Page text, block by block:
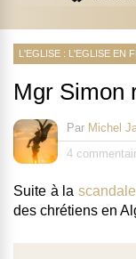
L'EGLISE : L'EGLISE EN
Mgr Simon
Par Michel
4
Suite à la
des chrétiens en